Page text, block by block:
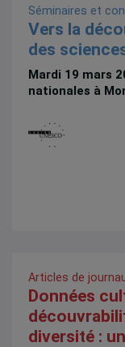
Séminaires et
Vers la
des
Mardi 19 mars
nationales à
Articles de
Données
diversité :